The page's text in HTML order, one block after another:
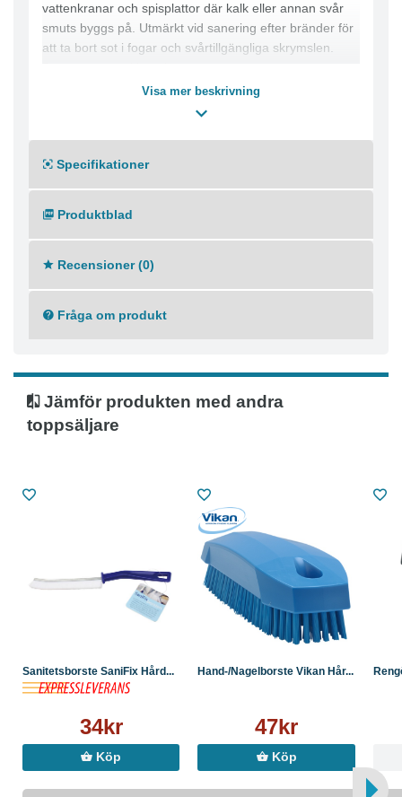
vattenkranar och spisplattor där kalk eller annan svår
smuts byggs på. Utmärkt vid sanering efter bränder för
att ta bort sot i fogar och svårtillgängliga skrymslen.
För sanitetsutrymmenVisa mer beskrivning
Specifikationer
Produktblad
Recensioner (0)
Fråga om produkt
Jämför produkten med andra
toppsäljare
Sanitetsborste SaniFix Hård...
34kr
Köp
Hand-/Nagelborste Vikan Hår...
47kr
Köp